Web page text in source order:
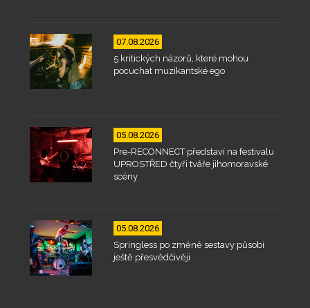
07.08.2026
5 kritických názorů, které mohou
pocuchat muzikantské ego
05.08.2026
Pre-RECONNECT představí na festivalu
UPROSTŘED čtyři tváře jihomoravské
scény
05.08.2026
Springless po změně sestavy působí
ještě přesvědčivěji